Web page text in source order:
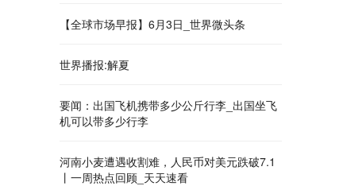
【全球市场早报】6月3日_世界微头条
世界播报:解夏
要闻：出国飞机携带多少公斤行李_出国坐飞
机可以带多少行李
河南小麦遭遇收割难，人民币对美元跌破7.1
丨一周热点回顾_天天速看